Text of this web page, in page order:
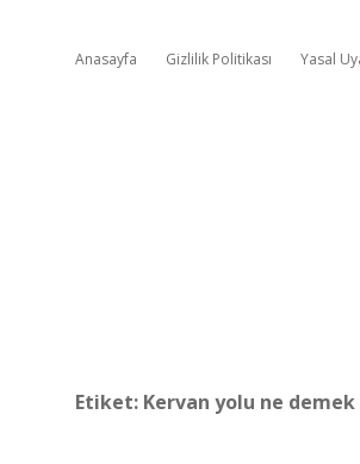
Anasayfa Gizlilik Politikası Yasal
Etiket: Kervan yolu ne demek